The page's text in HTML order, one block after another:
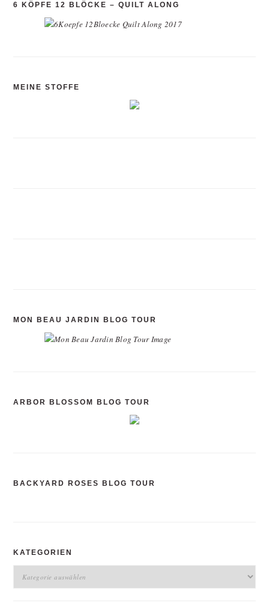
6 KÖPFE 12 BLÖCKE – QUILT ALONG
MEINE STOFFE
MON BEAU JARDIN BLOG TOUR
ARBOR BLOSSOM BLOG TOUR
BACKYARD ROSES BLOG TOUR
KATEGORIEN